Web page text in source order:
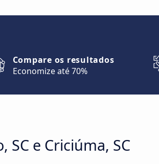
Compare os resultados
Economize até 70%
SC e Criciúma, SC